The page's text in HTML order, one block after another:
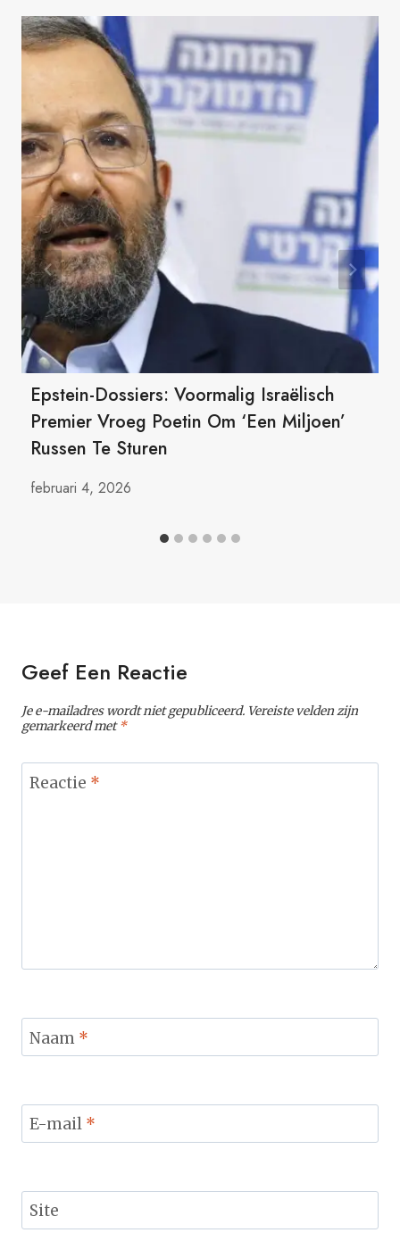
Epstein-Dossiers: Voormalig Israëlisch
Premier Vroeg Poetin Om ‘een Miljoen’
Russen Te Sturen
februari 4, 2026
Geef Een Reactie
Je e-mailadres wordt niet gepubliceerd. Vereiste velden zijn
gemarkeerd met*
Reactie *
Naam *
E-mail *
Site